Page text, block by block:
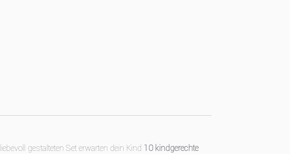
gestalteten Set erwarten dein Kind 10 kindgerechte